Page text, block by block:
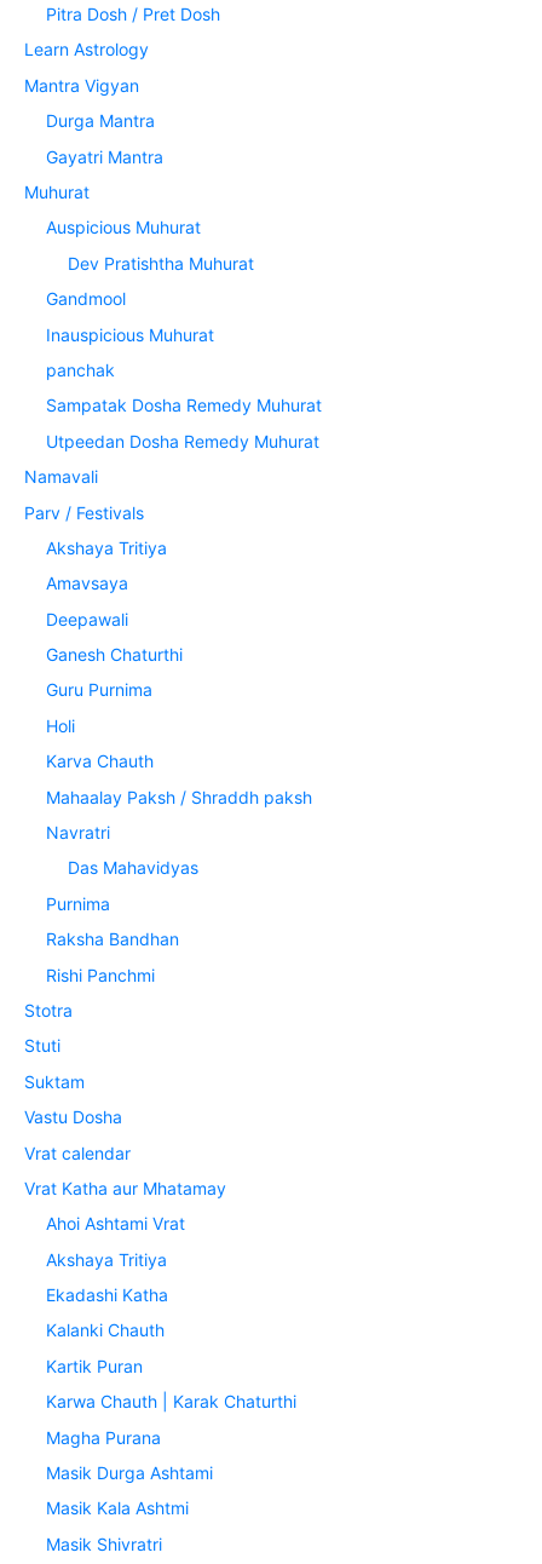
Pitra Dosh / Pret Dosh
Learn Astrology
Mantra Vigyan
Durga Mantra
Gayatri Mantra
Muhurat
Auspicious Muhurat
Dev Pratishtha Muhurat
Gandmool
Inauspicious Muhurat
panchak
Sampatak Dosha Remedy Muhurat
Utpeedan Dosha Remedy Muhurat
Namavali
Parv / Festivals
Akshaya Tritiya
Amavsaya
Deepawali
Ganesh Chaturthi
Guru Purnima
Holi
Karva Chauth
Mahaalay Paksh / Shraddh paksh
Navratri
Das Mahavidyas
Purnima
Raksha Bandhan
Rishi Panchmi
Stotra
Stuti
Suktam
Vastu Dosha
Vrat calendar
Vrat Katha aur Mhatamay
Ahoi Ashtami Vrat
Akshaya Tritiya
Ekadashi Katha
Kalanki Chauth
Kartik Puran
Karwa Chauth | Karak Chaturthi
Magha Purana
Masik Durga Ashtami
Masik Kala Ashtmi
Masik Shivratri